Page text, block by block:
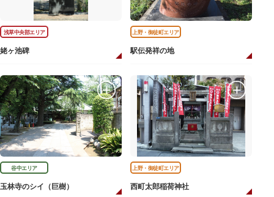
浅草中央部エリア
姥ヶ池碑
上野・御徒町エリア
駅伝発祥の地
谷中エリア
玉林寺のシイ（巨樹）
上野・御徒町エリア
西町太郎稲荷神社